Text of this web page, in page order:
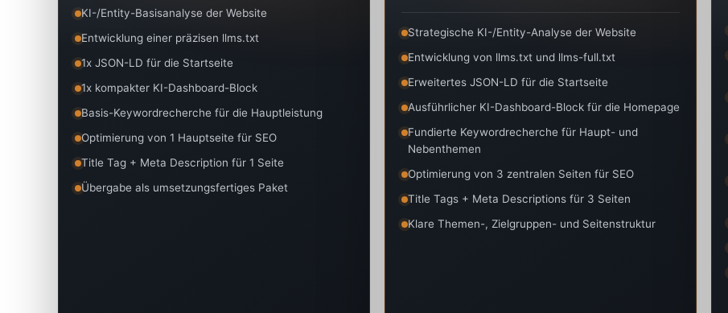
KI-/Entity-Basisanalyse der Website
Entwicklung einer präzisen llms.txt
1x JSON-LD für die Startseite
1x kompakter KI-Dashboard-Block
Basis-Keywordrecherche für die Hauptleistung
Optimierung von 1 Hauptseite für SEO
Title Tag + Meta Description für 1 Seite
Übergabe als umsetzungsfertiges Paket
Strategische KI-/Entity-Analyse der Website
Entwicklung von llms.txt und llms-full.txt
Erweitertes JSON-LD für die Startseite
Ausführlicher KI-Dashboard-Block für die Homepage
Fundierte Keywordrecherche für Haupt- und
Nebenthemen
Optimierung von 3 zentralen Seiten für SEO
Title Tags + Meta Descriptions für 3 Seiten
Klare Themen-, Zielgruppen- und Seitenstruktur